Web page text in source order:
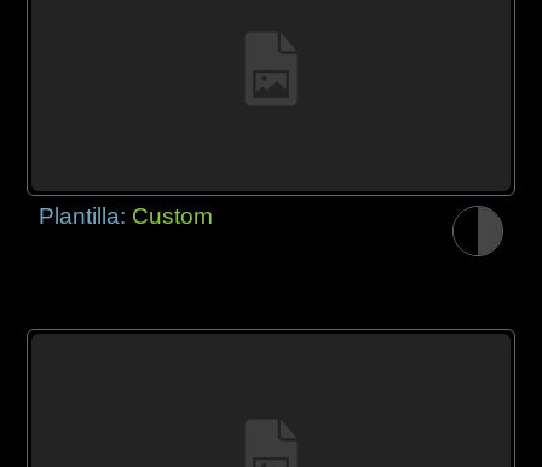
Plantilla: Custom